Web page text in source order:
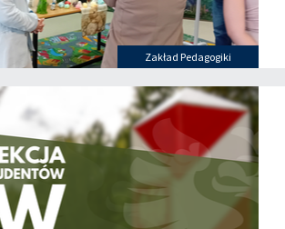
Zakład Pedagogiki